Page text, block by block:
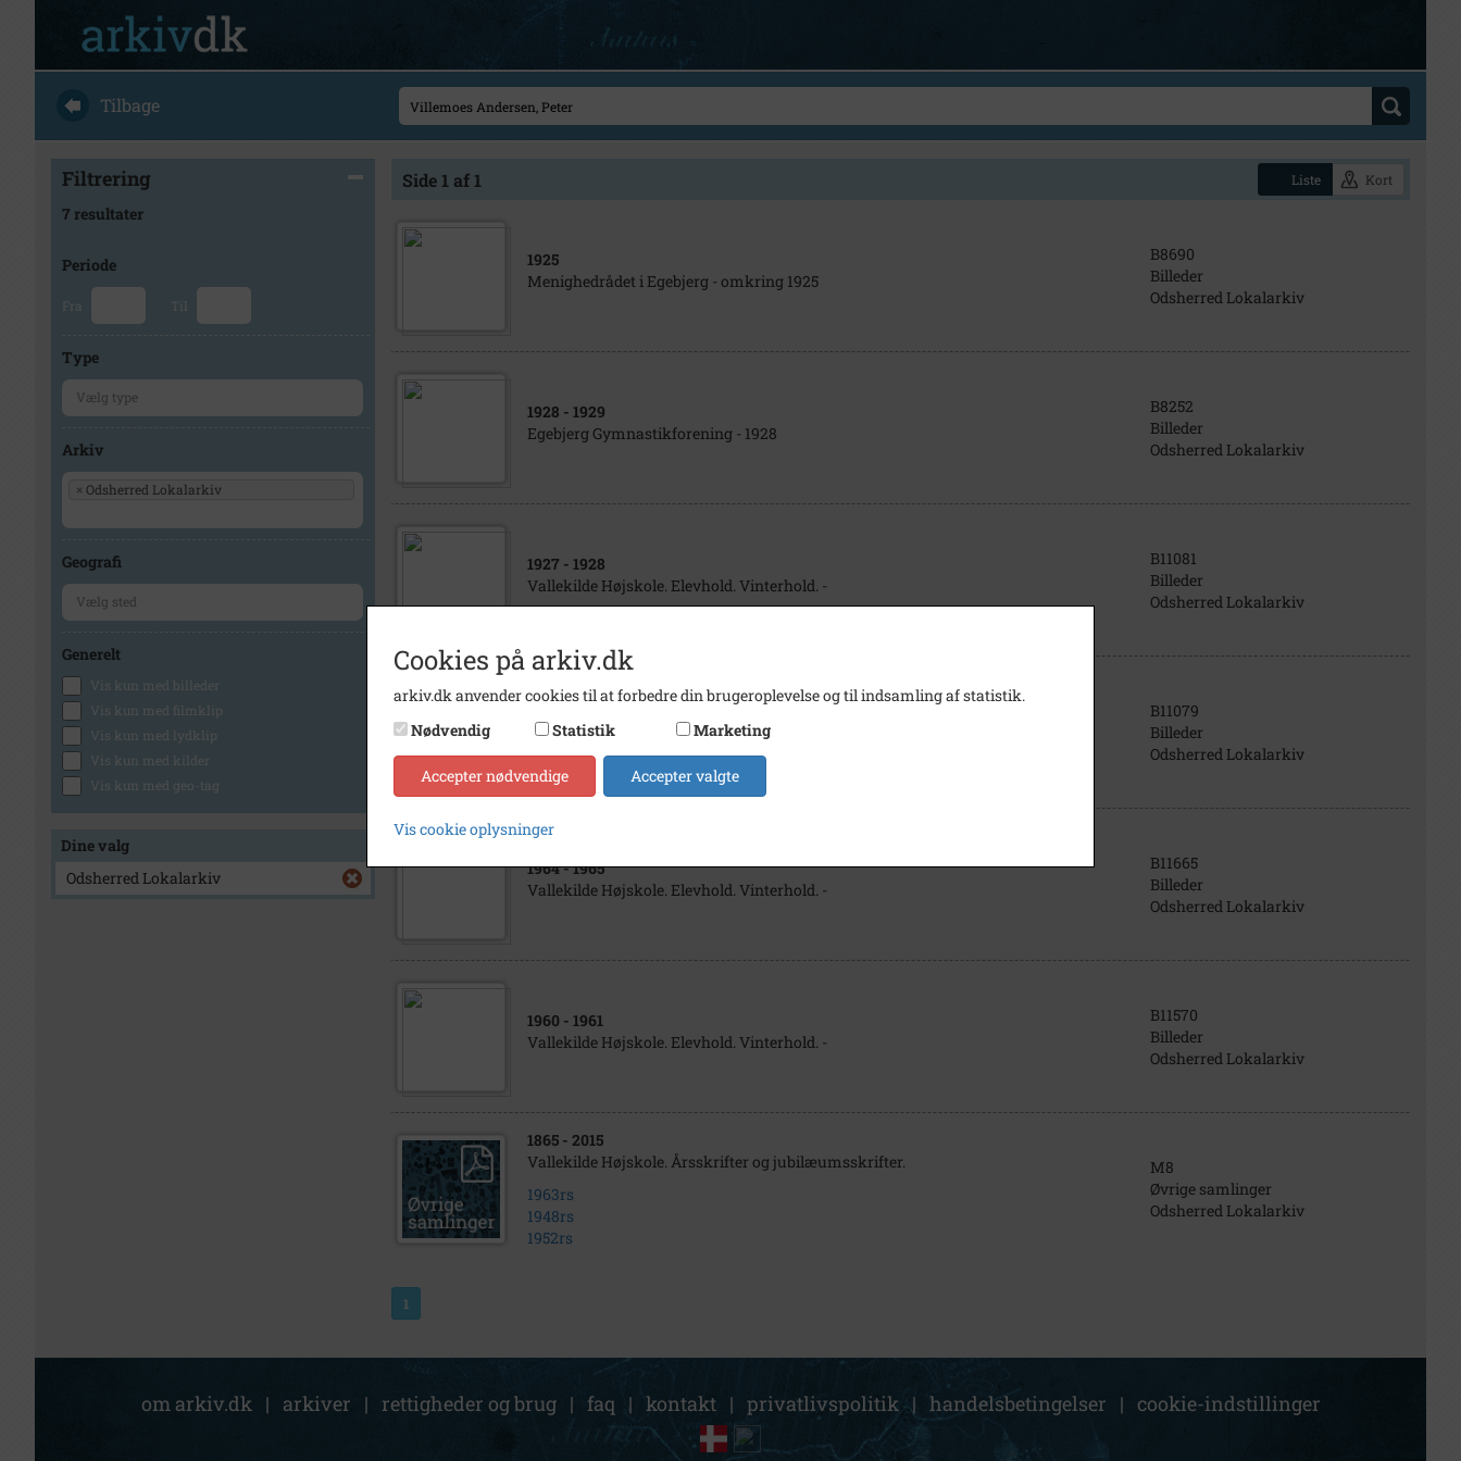
Tilbage
Filtrering
7 resultater
Periode
Fra Til
Type
Arkiv
× Odsherred Lokalarkiv
Geografi
Generelt
Vis kun med billeder
Vis kun med filmklip
Vis kun med lydklip
Vis kun med kilder
Vis kun med geo-tag
Dine valg
Odsherred Lokalarkiv
Side 1 af 1 Liste Kort
1925
Menighedrådet i Egebjerg - omkring 1925
B8690
Billeder
Odsherred Lokalarkiv
1928 - 1929
Egebjerg Gymnastikforening - 1928
B8252
Billeder
Odsherred Lokalarkiv
1927 - 1928
Vallekilde Højskole. Elevhold. Vinterhold. -
B11081
Billeder
Odsherred Lokalarkiv
Vallekilde Højskole. Elevhold. Vinterhold. -
B11079
Billeder
Odsherred Lokalarkiv
1964- 1965
Vallekilde Højskole. Elevhold. Vinterhold. -
B11665
Billeder
Odsherred Lokalarkiv
1960 - 1961
Vallekilde Højskole. Elevhold. Vinterhold. -
B11570
Billeder
Odsherred Lokalarkiv
1865 - 2015
Vallekilde Højskole. Årsskrifter og jubilæumsskrifter.
1963rs
1948rs
1952rs
M8
Øvrige samlinger
Odsherred Lokalarkiv
1
om arkiv.dk | arkiver | rettigheder og brug | faq | kontakt | privatlivspolitik | handelsbetingelser | cookie-indstillinger
Cookies på arkiv.dk
arkiv.dk anvender cookies til at forbedre din brugeroplevelse og til indsamling af statistik.
Nødvendig
Statistik Marketing
Accepter nødvendige Accepter valgte
Vis cookie oplysninger